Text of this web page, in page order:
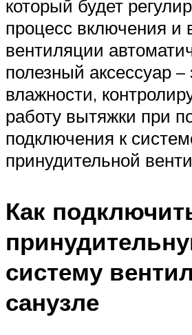
который будет
процесс включения и
вентиляции
полезный аксессуар –
влажности,
работу вытяжки при
подключения к
принудительной
Как
систему
санузле